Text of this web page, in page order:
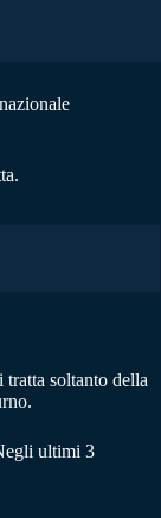
tratta soltanto della
ultimi 3